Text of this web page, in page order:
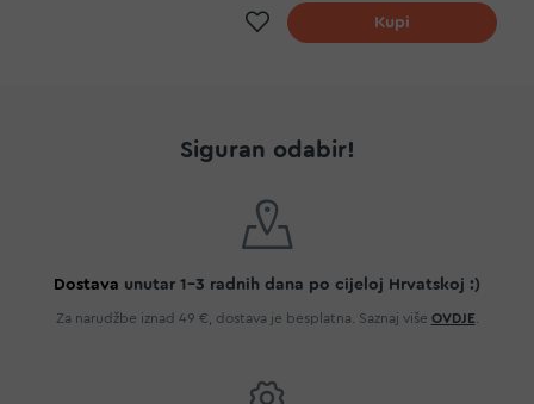
Dodaj na listu želja
Kupi
Siguran odabir!
Dostava unutar 1-3 radnih dana po cijeloj Hrvatskoj :)
Za narudžbe iznad 49 €, dostava je besplatna. Saznaj više OVDJE